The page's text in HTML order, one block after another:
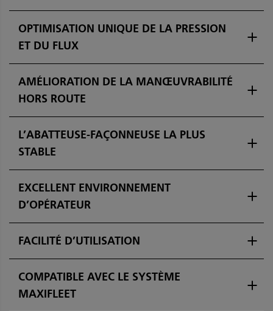
OPTIMISATION UNIQUE DE LA PRESSION
ET DU FLUX
AMÉLIORATION DE LA MANŒUVRABILITÉ
HORS ROUTE
L’ABATTEUSE-FAÇONNEUSE LA PLUS
STABLE
EXCELLENT ENVIRONNEMENT
D’OPÉRATEUR
FACILITÉ D’UTILISATION
COMPATIBLE AVEC LE SYSTÈME
MAXIFLEET